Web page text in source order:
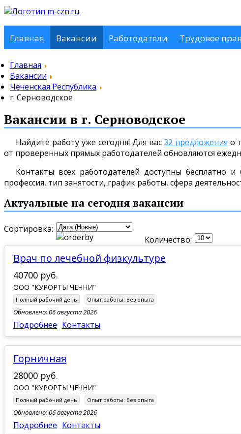
Главная Вакансии Работодатели Трудовое
Главная
Вакансии
Чеченская Республика
г. Серноводское
Вакансии в г. Серноводское
Найдите работу уже сегодня! Для вас32 предложения о
от проверенных прямых работодателей обновляются
Контакты всех работодателей доступны бесплатно
профессия, тип занятости, график работы, сфера
Актуальные на сегодня вакансии
Сортировка:
Количество:
Врач по лечебной физкультуре
40700 руб.
ООО "КУРОРТЫ ЧЕЧНИ"
Полный рабочий день Опыт работы: Без опыта
Обновлено: 06 августа 2026
Подробнее Контакты
Горничная
28000 руб.
ООО "КУРОРТЫ ЧЕЧНИ"
Полный рабочий день Опыт работы: Без опыта
Обновлено: 06 августа 2026
Подробнее Контакты